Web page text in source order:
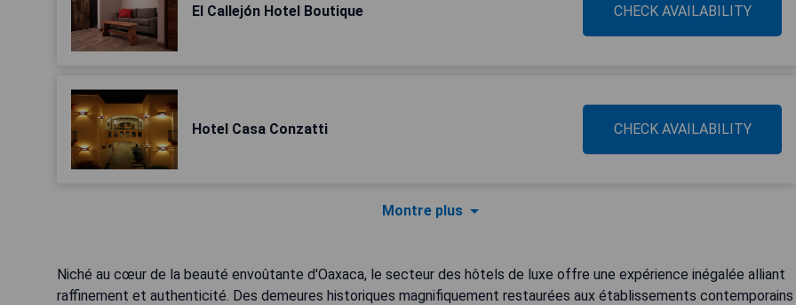
El Callejón Hotel Boutique CHECK AVAILABILITY
Hotel Casa Conzatti CHECK AVAILABILITY
Montre plus
Niché au cœur de la beauté envoûtante d'Oaxaca, le secteur des hôtels de luxe offre une expérience inégalée alliant
raffinement et authenticité. Des demeures historiques magnifiquement restaurées aux établissements contemporains